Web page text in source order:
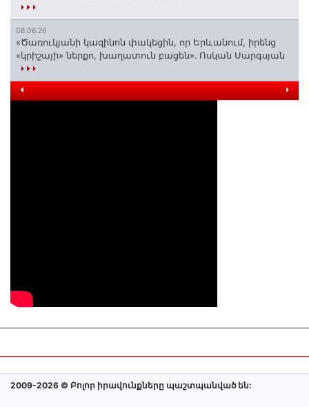
08.06.26
«Ծառուկյանի կազինոն փակեցին, որ Երևանում, իրենց
«կրիշայի» ներքո, խաղատուն բացեն»․ Ոսկան Սարգսյան
2009-2026 © Բոլոր իրավունքները պաշտպանված են: